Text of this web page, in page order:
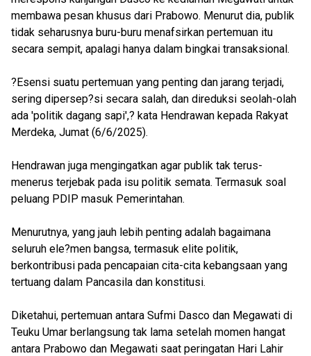
membawa pesan khusus dari Prabowo. Menurut dia, publik
tidak seharusnya buru-buru menafsirkan pertemuan itu
secara sempit, apalagi hanya dalam bingkai transaksional.
?Esensi suatu pertemuan yang penting dan jarang terjadi,
sering dipersep?si secara salah, dan direduksi seolah-olah
ada 'politik dagang sapi',? kata Hendrawan kepada Rakyat
Merdeka, Jumat (6/6/2025).
Hendrawan juga mengingatkan agar publik tak terus-
menerus terjebak pada isu politik semata. Termasuk soal
peluang PDIP masuk Pemerintahan.
Menurutnya, yang jauh lebih penting adalah bagaimana
seluruh ele?men bangsa, termasuk elite politik,
berkontribusi pada pencapaian cita-cita kebangsaan yang
tertuang dalam Pancasila dan konstitusi.
Diketahui, pertemuan antara Sufmi Dasco dan Megawati di
Teuku Umar berlangsung tak lama setelah momen hangat
antara Prabowo dan Megawati saat peringatan Hari Lahir